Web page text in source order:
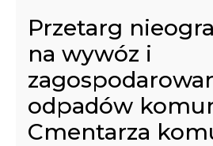
Przetarg nieograniczony
na wywóz i
odpadów
Cmentarza